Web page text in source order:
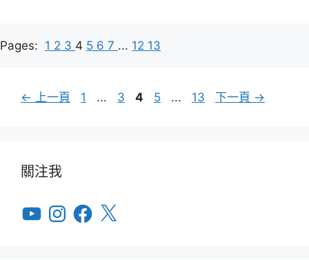
Pages: 1 2 3 4 5 6 7 ... 12 13
← 上一頁
頁
1 ...
頁
3
頁
4
頁
5 ...
頁
13 下一頁 →
關注我
YouTubeInstagramFacebook
X